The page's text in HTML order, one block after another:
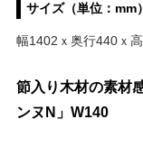
サイズ（単位：mm）
幅1402ｘ奥行440ｘ
節入り木材の素材
ンヌN」W140